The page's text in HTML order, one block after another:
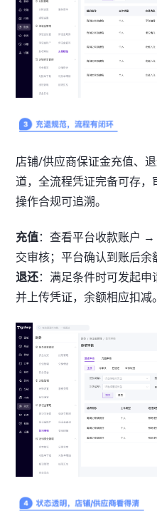
店铺/供应商保证金充值、
道，全流程凭证完备可存
操作合规可追溯。
充值：查看平台收款账户
交审核；平台确认到账后余
退还：满足条件时可发起
并上传凭证，余额相应扣减。